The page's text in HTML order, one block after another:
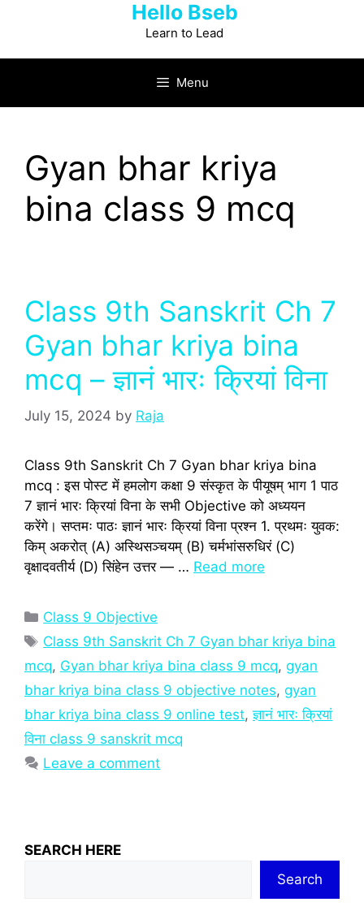
Hello Bseb
Learn to Lead
Menu
Gyan bhar kriya
bina class 9 mcq
Class 9th Sanskrit Ch 7
Gyan bhar kriya bina
mcq – ज्ञानं भारः क्रियां विना
July 15, 2024 by Raja
Class 9th Sanskrit Ch 7 Gyan bhar kriya bina
mcq : इस पोस्‍ट में हमलोग कक्षा 9 संस्‍कृत के पीयूषम् भाग 1 पाठ
7 ज्ञानं भारः क्रियां विना के सभी Objective को अध्‍ययन
करेंगे। सप्तमः पाठः ज्ञानं भारः क्रियां विना प्रश्‍न 1. प्रथमः युवक:
किम् अकरोत् (A) अस्थिसञ्चयम् (B) चर्मभांसरुधिरं (C)
वृक्षादवतीर्य (D) सिंहेन उत्तर — … Read more
Categories
Class 9 Objective
Tags
Class 9th Sanskrit Ch 7 Gyan bhar kriya bina
mcq, Gyan bhar kriya bina class 9 mcq, gyan
bhar kriya bina class 9 objective notes, gyan
bhar kriya bina class 9 online test,ज्ञानं भारः क्रियां
विना class 9 sanskrit mcq
Leave a comment
SEARCH HERE
Search